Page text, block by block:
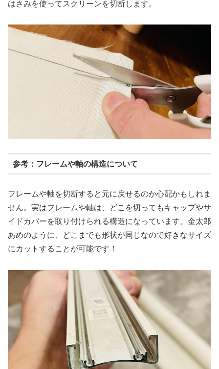
はさみを使ってスクリーンを切断します。
参考：フレームや軸の構造について
フレームや軸を切断すると元に戻せるのか心配かもしれま
せん。実はフレームや軸は、どこを切ってもキャップやサ
イドカバーを取り付けられる構造になっています。金太郎
あめのように、どこまでも形状が同じなので好きなサイズ
にカットすることが可能です！